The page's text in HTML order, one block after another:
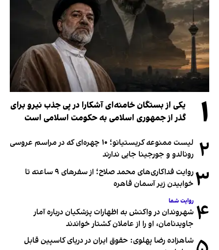
۱
یکی از بستگان خامنه‌ای آشکارا در پی جذب نیرو برای
گذر از جمهوری اسلامی به حکومت اسلامی است
۲
لیست ممنوعه کریستیانو؛ ۱۰ چهره‌ای که در مراسم عروسی
رونالدو و جورجینا جایی ندارند
۳
روایت فداکاری‌های محمد صلاح؛ از سفرهای ۹ ساعته تا
خوابیدن زیر آسمان قاهره
۴ روایت شما
شهروندان در واکنش به اظهارات پزشکیان درباره آمار
جاویدنامان، او را از عاملان کشتار خواندند
شاهزاده رضا پهلوی: حقوق ایران در دریای کاسپین قابل